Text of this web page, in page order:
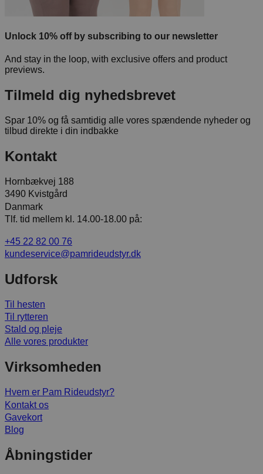
Unlock 10% off by subscribing to our newsletter
And stay in the loop, with exclusive offers and product
previews.
Tilmeld dig nyhedsbrevet
Spar 10% og få samtidig alle vores spændende nyheder og
tilbud direkte i din indbakke
Kontakt
Hornbækvej 188
3490 Kvistgård
Danmark
Tlf. tid mellem kl. 14.00-18.00 på:
+45 22 82 00 76
kundeservice@pamrideudstyr.dk
Udforsk
Til hesten
Til rytteren
Stald og pleje
Alle vores produkter
Virksomheden
Hvem er Pam Rideudstyr?
Kontakt os
Gavekort
Blog
Åbningstider